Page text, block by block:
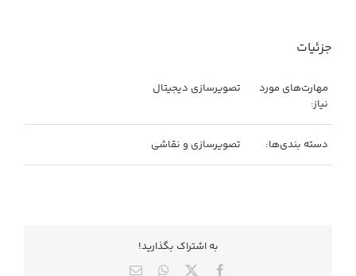
جزئیات
مهارت‌های مورد
نیاز:
تصویرسازی دیجیتال
دسته بندی‌ها: تصویرسازی و نقاشی
به اشتراك بگذاريد!
Facebook
X
WhatsApp
ایمیل